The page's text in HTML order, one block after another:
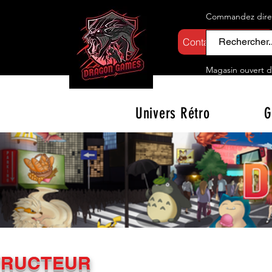
Contactez-nous
Commandez
Magasin ouvert d
Univers Rétro